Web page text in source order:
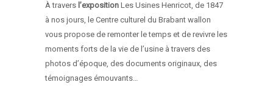
À travers l’exposition Les Usines Henricot, de 1847
à nos jours, le Centre culturel du Brabant wallon
vous propose de remonter le temps et de revivre les
moments forts de la vie de l’usine à travers des
photos d’époque, des documents originaux, des
témoignages émouvants…